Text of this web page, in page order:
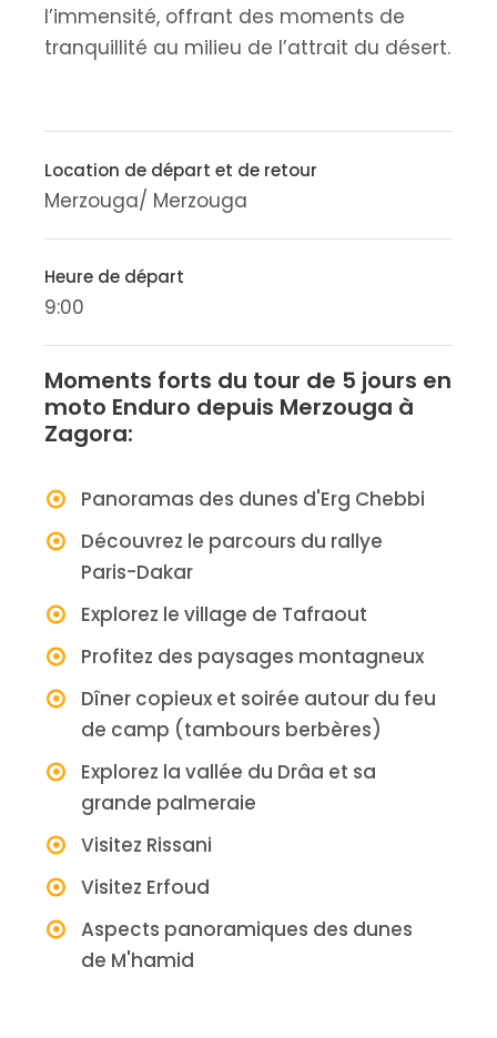
l’immensité, offrant des moments de
tranquillité au milieu de l’attrait du désert.
Location de départ et de retour
Merzouga/ Merzouga
Heure de départ
9:00
Moments forts du tour de 5 jours en
moto Enduro depuis Merzouga à
Zagora:
Panoramas des dunes d'Erg Chebbi
Découvrez le parcours du rallye
Paris-Dakar
Explorez le village de Tafraout
Profitez des paysages montagneux
Dîner copieux et soirée autour du feu
de camp (tambours berbères)
Explorez la vallée du Drâa et sa
grande palmeraie
Visitez Rissani
Visitez Erfoud
Aspects panoramiques des dunes
de M'hamid